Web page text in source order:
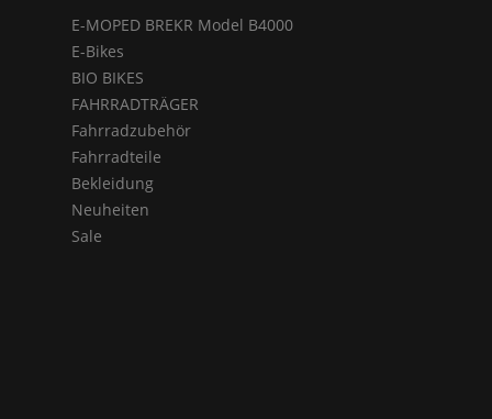
E-MOPED BREKR Model B4000
E-Bikes
BIO BIKES
FAHRRADTRÄGER
Fahrradzubehör
Fahrradteile
Bekleidung
Neuheiten
Sale